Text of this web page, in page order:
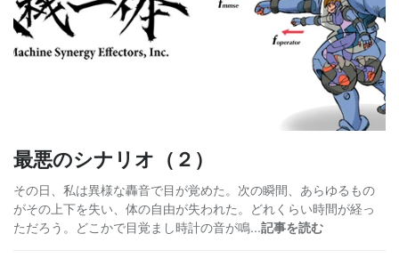
最悪のシナリオ（２）
その日、私は異様な轟音で目が覚めた。次の瞬間、あらゆるもの
がその上下を失い、体の自由が失われた。どれくらい時間が経っ
ただろう。どこかで目覚まし時計の音が鳴...記事を読む